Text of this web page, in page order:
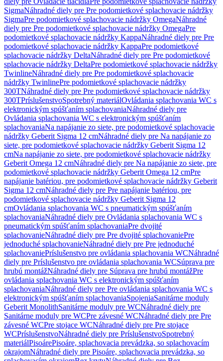
SigmaNáhradné diely pre Pre podomietkové splachovacie nádržky
SigmaPre podomietkové splachovacie nádržky OmegaNáhradné
diely pre Pre podomietkové splachovacie nádržky OmegaPre
podomietkové splachovacie nádržky KappaNáhradné diely pre Pre
podomietkové splachovacie nádržky KappaPre podomietkové
splachovacie nádržky DeltaNáhradné diely pre Pre podomietkové
splachovacie nádržky DeltaPre podomietkové splachovacie nádržky
TwinlineNáhradné diely pre Pre podomietkové splachovacie
nádržky TwinlinePre podomietkové splachovacie nádržky
300TNáhradné diely pre Pre podomietkové splachovacie nádržky
300TPríslušenstvoSpotrebný materiálOvládania splachovania WC s
elektronickým spúšťaním splachovaniaNáhradné diely pre
Ovládania splachovania WC s elektronickým spúšťaním
splachovaniaNa napájanie zo siete, pre podomietkové splachovacie
nádržky Geberit Sigma 12 cmNáhradné diely pre Na napájanie zo
siete, pre podomietkové splachovacie nádržky Geberit Sigma 12
cmNa napájanie zo siete, pre podomietkové splachovacie nádržky
Geberit Omega 12 cmNáhradné diely pre Na napájanie zo siete, pre
podomietkové splachovacie nádržky Geberit Omega 12 cmPre
napájanie batériou, pre podomietkové splachovacie nádržky Geberit
Sigma 12 cmNáhradné diely pre Pre napájanie batériou, pre
podomietkové splachovacie nádržky Geberit Sigma 12
cmOvládania splachovania WC s pneumatickým spúšťaním
splachovaniaNáhradné diely pre Ovládania splachovania WC s
pneumatickým spúšťaním splachovaniaPre dvojité
splachovanieNáhradné diely pre Pre dvojité splachovaniePre
jednoduché splachovanieNáhradné diely pre Pre jednoduché
splachovaniePríslušenstvo pre ovládania splachovania WCNáhradné
diely pre Príslušenstvo pre ovládania splachovania WCSúprava pre
hrubú montážNáhradné diely pre Súprava pre hrubú montážPre
ovládania splachovania WC s elektronickým spúšťaním
splachovaniaNáhradné diely pre Pre ovládania splachovania WC s
elektronickým spúšťaním splachovaniaSpojeniaSanitárne moduly
Geberit MonolithSanitárne moduly pre WCNáhradné diely pre
Sanitárne moduly pre WCPre závesné WCNáhradné diely pre Pre
závesné WCPre stojace WCNáhradné diely pre Pre stojace
WCPríslušenstvoNáhradné diely pre PríslušenstvoSpotrebný
materiálPisoárePisoáre, splachovacia prevádzka, so splachovacím
okrajomNáhradné diely pre Pisoáre, splachovacia prevádzka, so